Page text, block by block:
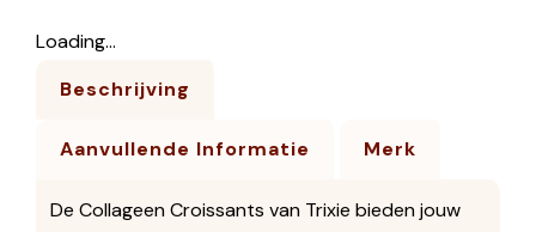
Loading...
Beschrijving
Aanvullende Informatie Merk
De Collageen Croissants van Trixie bieden jouw